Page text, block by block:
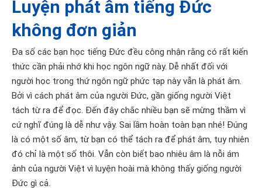
Luyện phát âm tiếng Đức
không đơn giản
Đa số các bạn học tiếng Đức đều công nhận rằng có rất kiến
thức cần phải nhớ khi học ngôn ngữ này. Dễ nhất đối với
người học trong thứ ngôn ngữ phức tạp này vẫn là phát âm.
Bởi vì cách phát âm của người Đức, gần giống người Việt
tách từ ra để đọc. Đến đây chắc nhiều bạn sẽ mừng thầm vì
cứ nghĩ đúng là dễ như vậy. Sai lầm hoàn toàn bạn nhé! Đúng
là có một số âm, từ bạn có thể tách ra để phát âm, tuy nhiên
đó chỉ là một số thôi. Vẫn còn biết bao nhiêu âm là nỗi ám
ảnh của người Việt vì luyện hoài mà không thấy giống người
Đức gì cả.